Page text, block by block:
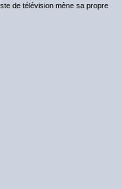
de télévision mène sa propre